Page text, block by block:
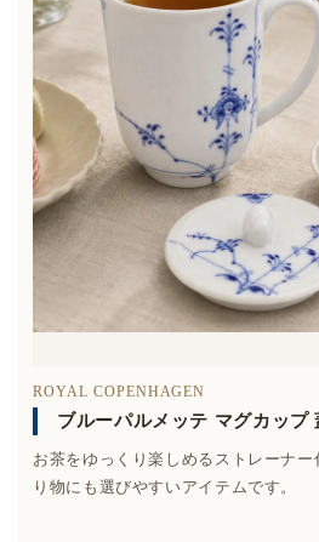
ROYAL COPENHAGEN
ブルーパルメッテ マグカップ
お茶をゆっくり楽しめるストレーナ
り物にも選びやすいアイテムです。